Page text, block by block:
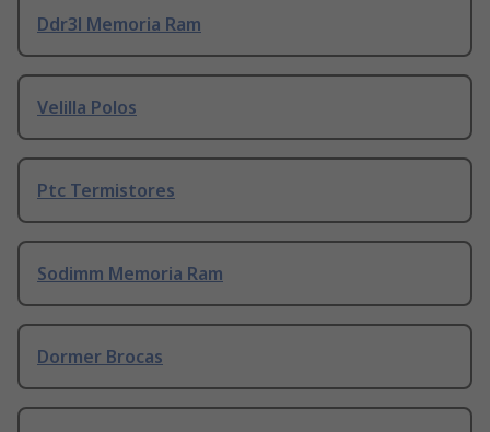
Ddr3l Memoria Ram
Velilla Polos
Ptc Termistores
Sodimm Memoria Ram
Dormer Brocas